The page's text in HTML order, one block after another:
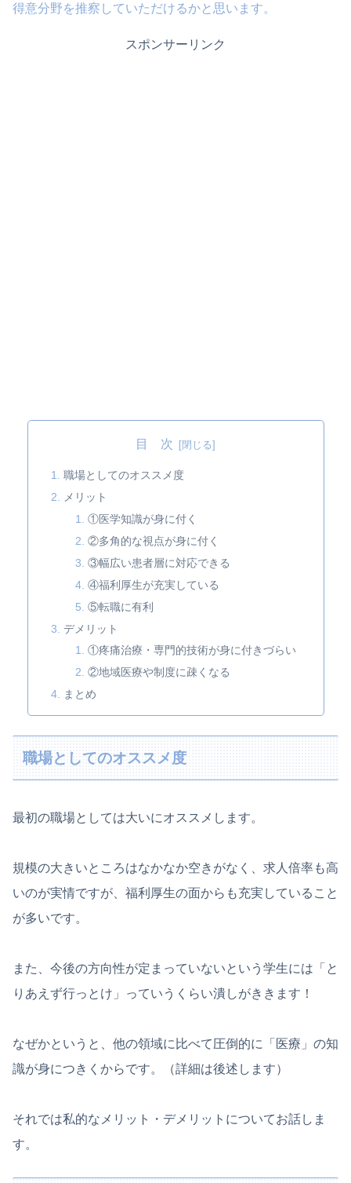
得意分野を推察していただけるかと思います。
スポンサーリンク
目 次
職場としてのオススメ度
メリット
①医学知識が身に付く
②多角的な視点が身に付く
③幅広い患者層に対応できる
④福利厚生が充実している
⑤転職に有利
デメリット
①疼痛治療・専門的技術が身に付きづらい
②地域医療や制度に疎くなる
まとめ
職場としてのオススメ度
最初の職場としては大いにオススメします。
規模の大きいところはなかなか空きがなく、求人倍率も高
いのが実情ですが、福利厚生の面からも充実していること
が多いです。
また、今後の方向性が定まっていないという学生には「と
りあえず行っとけ」っていうくらい潰しがききます！
なぜかというと、他の領域に比べて圧倒的に「医療」の知
識が身につきくからです。（詳細は後述します）
それでは私的なメリット・デメリットについてお話しま
す。